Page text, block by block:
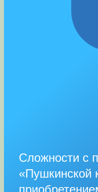
Сложности с
«Пушкинской